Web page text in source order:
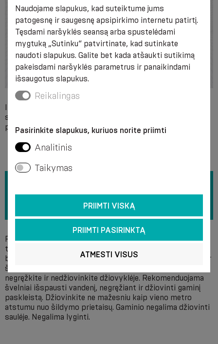
Individualus nesuderinamumas su bet kuria produkto
sudedamąja medžiaga, sunkios odos ligos (naudoti
pasitarus su gydytoju).
Rekomenduojama skalbti rankomis su muilu + 40 °C
temperatūroje, nenaudojant baliklių. Nevalykite cheminiu
būdu, nes neopreno struktūra suyra veikiant rūgštiniams ir
šarminiams tirpikliams bei priemonėms. Po skalbimo
negręžkite ir nedžiovinkite džiovyklėje. Rekomenduojama
švelniai išspausti vandenį, negręžiant ir džiovinti gaminį
paskleistą. Džiovinkite ne mažesniu kaip vieno metro
atstumu nuo šildymo prietaisų. Gaminio negalima džiovinti
saulėje. Negalima lyginti.
Naudojame slapukus, kad suteiktume jums
patogesnę ir saugesnę apsipirkimo internetu patirtį.
Tęsdami naršyklės seansą arba spustelėdami
mygtuką „Sutinku“ patvirtinate, kad sutinkate
naudoti slapukus. Galite bet kada atšaukti sutikimą
pakeisdami naršyklės parametrus ir panaikindami
išsaugotus slapukus.
Reikalingas
Pasirinkite slapukus, kuriuos norite priimti
Analitinis
Taikymas
PRIIMTI VISKĄ
PRIIMTI PASIRINKTĄ
ATMESTI VISUS